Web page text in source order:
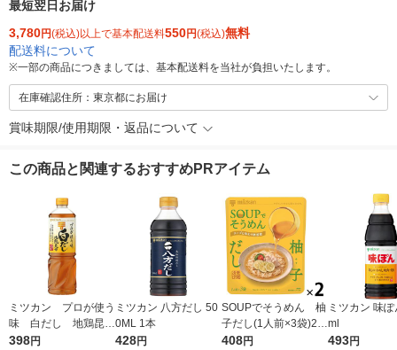
最短翌日お届け
3,780円(税込)以上で基本配送料550円(税込)無料
配送料について
※一部の商品につきましては、基本配送料を当社が負担いたします。
在庫確認住所：東京都にお届け
賞味期限/使用期限・返品について
この商品と関連するおすすめPRアイテム
ミツカン プロが使う
味 白だし 地鶏昆
布 1L（1000ml）
398円
ミツカン 八方だし 50
0ML 1本
428円
SOUPでそうめん 柚
子だし(1人前×3袋)2個
ミツカン 個包装そう
408円
ミツカン 味
ml
493円